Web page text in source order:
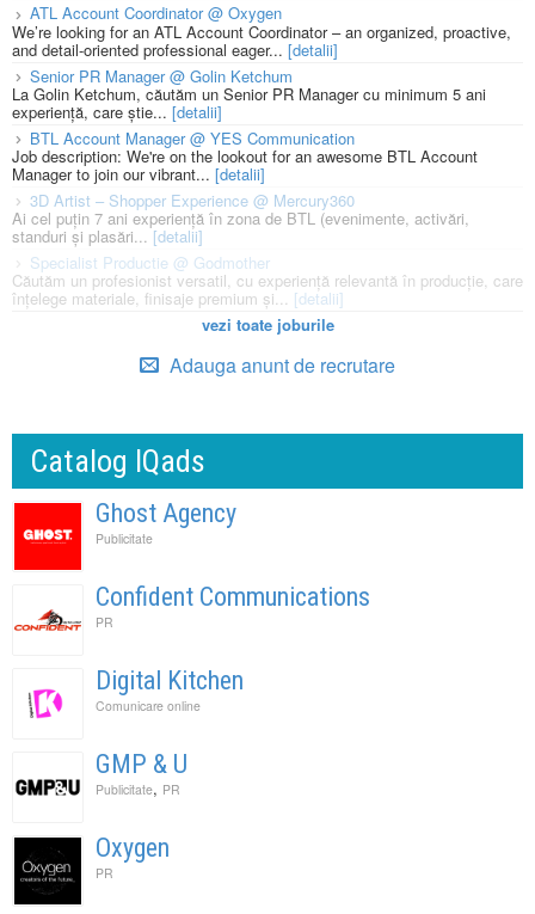
ATL Account Coordinator @ Oxygen
We’re looking for an ATL Account Coordinator – an organized, proactive,
and detail-oriented professional eager... [detalii]
Senior PR Manager @ Golin Ketchum
La Golin Ketchum, căutăm un Senior PR Manager cu minimum 5 ani
experiență, care știe... [detalii]
BTL Account Manager @ YES Communication
Job description: We're on the lookout for an awesome BTL Account
Manager to join our vibrant... [detalii]
3D Artist – Shopper Experience @ Mercury360
Ai cel puțin 7 ani experiență în zona de BTL (evenimente, activări,
standuri și plasări...[detalii]
Specialist Productie @ Godmother
Căutăm un profesionist versatil, cu experiență relevantă în producție, care
înțelege materiale, finisaje premium și... [detalii]
vezi toate joburile
Adauga anunt de recrutare
Catalog IQads
Ghost Agency
Publicitate
Confident Communications
PR
Digital Kitchen
Comunicare online
GMP & U
Publicitate, PR
Oxygen
PR